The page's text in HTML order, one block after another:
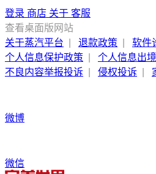
登录 商店 关于 客服
查看桌面版网站
关于蒸汽平台
退款政策 软件
个人信息保护政策
个人信息出
不良内容举报投诉
侵权投诉
微博
微信